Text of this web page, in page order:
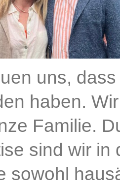
uns,
haben.
Familie.
sind wir in
sowohl